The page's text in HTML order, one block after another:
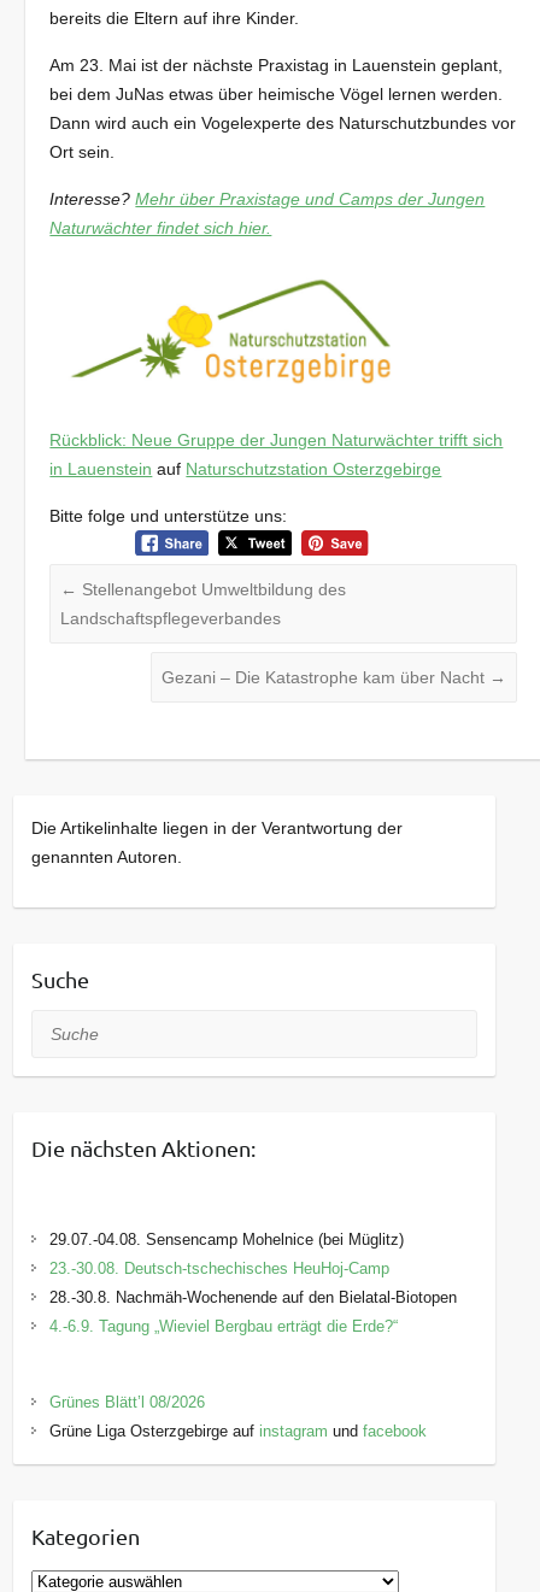
bereits die Eltern auf ihre Kinder.
Am 23. Mai ist der nächste Praxistag in Lauenstein geplant,
bei dem JuNas etwas über heimische Vögel lernen werden.
Dann wird auch ein Vogelexperte des Naturschutzbundes vor
Ort sein.
Interesse?Mehr über Praxistage und Camps der Jungen
Naturwächter findet sich hier.
Rückblick: Neue Gruppe der Jungen Naturwächter trifft sich
in Lauenstein auf Naturschutzstation Osterzgebirge
Bitte folge und unterstütze uns:
← Stellenangebot Umweltbildung des
Landschaftspflegeverbandes
Gezani – Die Katastrophe kam über Nacht →
Die Artikelinhalte liegen in der Verantwortung der
genannten Autoren.
Suche
Suche
Die nächsten Aktionen:
29.07.-04.08. Sensencamp Mohelnice (bei Müglitz)
23.-30.08. Deutsch-tschechisches HeuHoj-Camp
28.-30.8. Nachmäh-Wochenende auf den Bielatal-Biotopen
4.-6.9. Tagung „Wieviel Bergbau erträgt die Erde?“
Grünes Blätt’l 08/2026
Grüne Liga Osterzgebirge auf instagram undfacebook
Kategorien
K